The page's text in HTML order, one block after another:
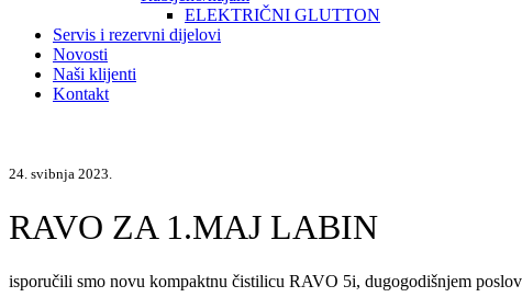
ELEKTRIČNI GLUTTON
Servis i rezervni dijelovi
Novosti
Naši klijenti
Kontakt
24. svibnja 2023.
RAVO ZA 1.MAJ LABIN
isporučili smo novu kompaktnu čistilicu RAVO 5i, dugogodišnjem